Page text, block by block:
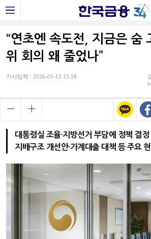
“연초엔 속도전, 지금은 숨
위 회의 왜 줄었나”
기사입력 : 2026-05-13 15:18
대통령실 조율·지방선거 부담에 정책 결
지배구조 개선안·가계대출 대책 등 주요